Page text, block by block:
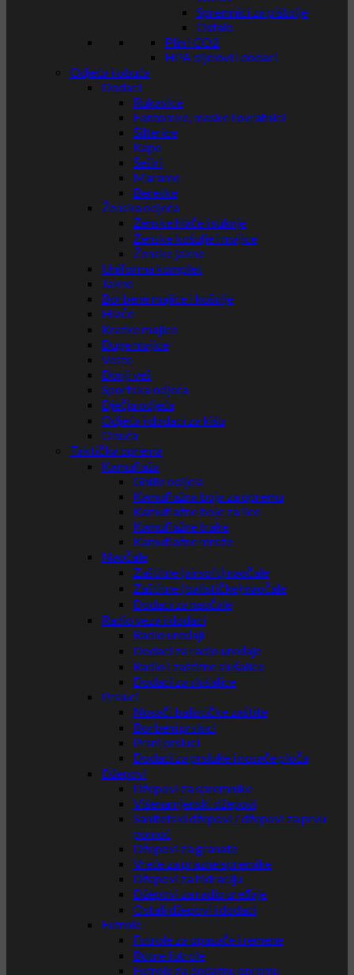
Spremnici za pištolje
Ostalo
Plin i CO2
HPA dijelovi i dodaci
Odjeća i obuća
Dodaci
Rukavice
Fantomke, maske i ovratnici
Šilterice
Kape
Šeširi
Marame
Beretke
Ženska odjeća
Ženske hlače i suknje
Ženske košulje i majice
Ženske jakne
Uniforma komplet
Jakne
Borbene majice i košulje
Hlače
Kratke majice
Duge majice
Veste
Donji veš
Sportska odjeća
Dječja odjeća
Odjeća i dodaci za kišu
Obuća
Taktička oprema
Kamuflaža
Ghille odijela
Kamuflažna boja za opremu
Kamuflažne boje za lice
Kamuflažne trake
Kamuflažne mreže
Naočale
Zaštitne (airsoft) naočale
Zaštitne (balističke) naočale
Dodaci za naočale
Radio veza i dodaci
Radio uređaji
Dodaci za radio uređaje
Radio i zaštitne slušalice
Dodaci za slušalice
Prsluci
Nosači balističke zaštite
Borbeni prsluci
Prsni prsluci
Dodaci za prsluke i nosače ploča
Džepovi
Džepovi za spremnike
Višenamjenski džepovi
Sanitetski džepovi / džepovi za prvu
pomoć
Džepovi za granate
Vreće za prazne spremike
Džepovi za hidraciju
Džepovi za radio uređaje
Ostali džepovi i dodaci
Futrole
Futrole za opasače i remene
Butne futrole
Futrole za dodatnu opremu